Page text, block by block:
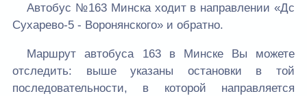
Автобус №163 Минска ходит в направлении «Дс
Сухарево-5 - Воронянского» и обратно.
Маршрут автобуса 163 в Минске Вы можете
отследить: выше указаны остановки в той
последовательности, в которой направляется